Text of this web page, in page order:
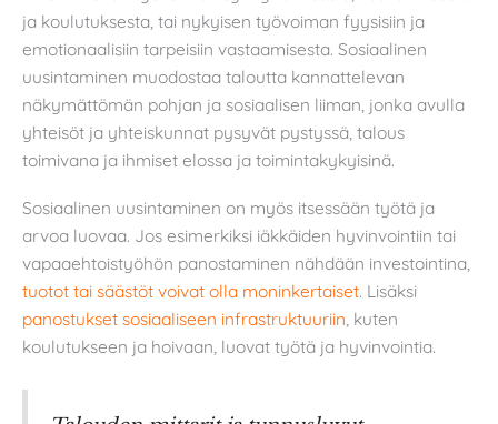
ja koulutuksesta, tai nykyisen työvoiman fyysisiin ja
emotionaalisiin tarpeisiin vastaamisesta. Sosiaalinen
uusintaminen muodostaa taloutta kannattelevan
näkymättömän pohjan ja sosiaalisen liiman, jonka avulla
yhteisöt ja yhteiskunnat pysyvät pystyssä, talous
toimivana ja ihmiset elossa ja toimintakykyisinä.
Sosiaalinen uusintaminen on myös itsessään työtä ja
arvoa luovaa. Jos esimerkiksi iäkkäiden hyvinvointiin tai
vapaaehtoistyöhön panostaminen nähdään investointina,
tuotot tai säästöt voivat olla moninkertaiset. Lisäksi
panostukset sosiaaliseen infrastruktuuriin, kuten
koulutukseen ja hoivaan, luovat työtä ja hyvinvointia.